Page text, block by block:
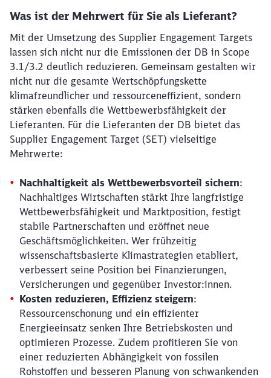
Was ist der Mehrwert für Sie als Lieferant?
Mit der Umsetzung des Supplier Engagement Targets
lassen sich nicht nur die Emissionen der DB in Scope
3.1/3.2 deutlich reduzieren. Gemeinsam gestalten wir
nicht nur die gesamte Wertschöpfungskette
klimafreundlicher und ressourceneffizient, sondern
stärken ebenfalls die Wettbewerbsfähigkeit der
Lieferanten. Für die Lieferanten der DB bietet das
Supplier Engagement Target (SET) vielseitige
Mehrwerte:
Nachhaltigkeit als Wettbewerbsvorteil sichern:
Nachhaltiges Wirtschaften stärkt Ihre langfristige
Wettbewerbsfähigkeit und Marktposition, festigt
stabile Partnerschaften und eröffnet neue
Geschäftsmöglichkeiten. Wer frühzeitig
wissenschaftsbasierte Klimastrategien etabliert,
verbessert seine Position bei Finanzierungen,
Versicherungen und gegenüber Investor:innen.
Kosten reduzieren, Effizienz steigern:
Ressourcenschonung und ein effizienter
Energieeinsatz senken Ihre Betriebskosten und
optimieren Prozesse. Zudem profitieren Sie von
einer reduzierten Abhängigkeit von fossilen
Rohstoffen und besseren Planung von schwankenden